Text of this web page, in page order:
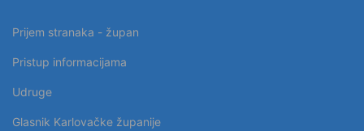
Prijem stranaka - župan
Pristup informacijama
Udruge
Glasnik Karlovačke županije